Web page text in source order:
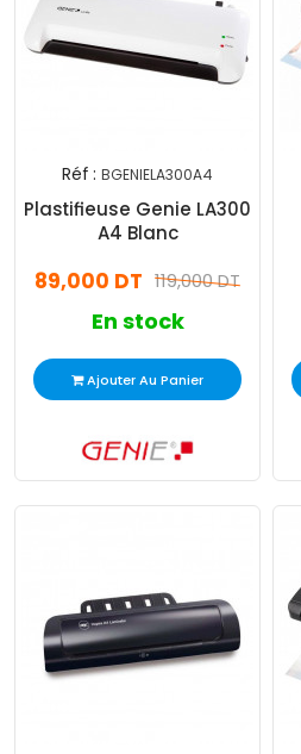
Réf : BGENIELA300A4
Plastifieuse Genie LA300
A4 Blanc
119,000 DT
89,000 DT
En stock
Ajouter Au Panier